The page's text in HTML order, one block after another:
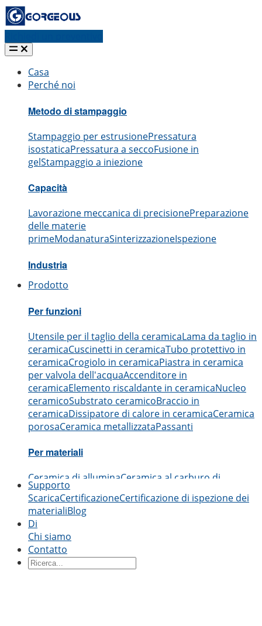
Casa
Perché noi
Metodo di stampaggio
Stampaggio per estrusionePressatura
isostaticaPressatura a seccoFusione in
gelStampaggio a iniezione
Capacità
Lavorazione meccanica di precisionePreparazione
delle materie
primeModanaturaSinterizzazioneIspezione
Industria
Aerospaziale
Prodotto
Per funzioni
Utensile per il taglio della ceramicaLama da taglio in
ceramicaCuscinetti in ceramicaTubo protettivo in
ceramicaCrogiolo in ceramicaPiastra in ceramica
per valvola dell'acquaAccenditore in
ceramicaElemento riscaldante in ceramicaNucleo
ceramicoSubstrato ceramicoBraccio in
ceramicaDissipatore di calore in ceramicaCeramica
porosaCeramica metallizzataPassanti
Per materiali
Ceramica di alluminaCeramica al carburo di
boroCeramica al carburo di silicio
Ceramica al
nitruro di alluminioCeramica al nitruro di
silicioCeramica di zirconia
boro
Per forma
Supporto
ScaricaCertificazioneCertificazione di ispezione dei
materialiBlog
Di
Chi siamo
Contatto